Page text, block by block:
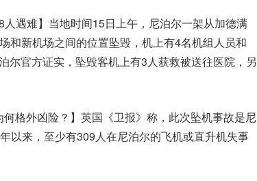
人遇难】当地时间15日上午，尼泊尔一架从加德满
和新机场之间的位置坠毁，机上有4名机组人员和
尔官方证实，坠毁客机上有3人获救被送往医院，另
何格外凶险？】英国《卫报》称，此次坠机事故是尼
以来，至少有309人在尼泊尔的飞机或直升机失事